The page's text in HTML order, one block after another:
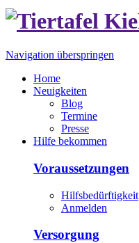
Navigation überspringen
Home
Neuigkeiten
Blog
Termine
Presse
Hilfe bekommen
Voraussetzungen
Hilfsbedürftigkeit
Anmelden
Versorgung